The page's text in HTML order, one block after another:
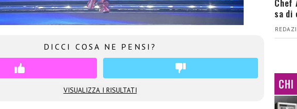
DICCI COSA NE PENSI?
VISUALIZZA I RISULTATI
Chef
sa di
CHI